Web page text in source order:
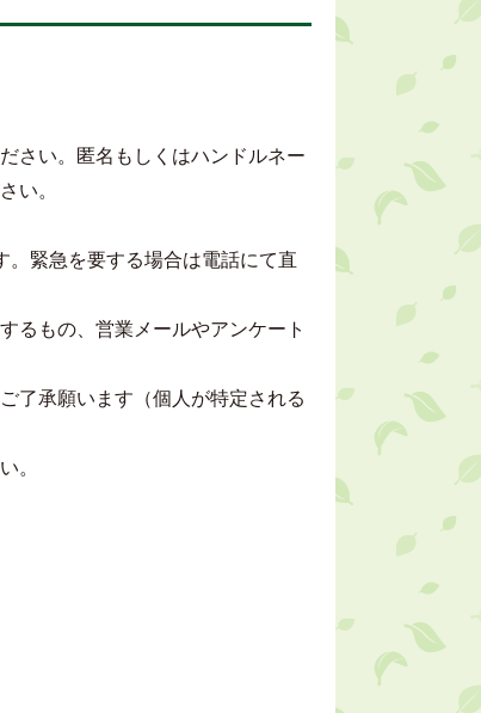
さい。匿名もしくはハンドルネー
い。
緊急を要する場合は電話にて直
るもの、営業メールやアンケート
了承願います（個人が特定される
。